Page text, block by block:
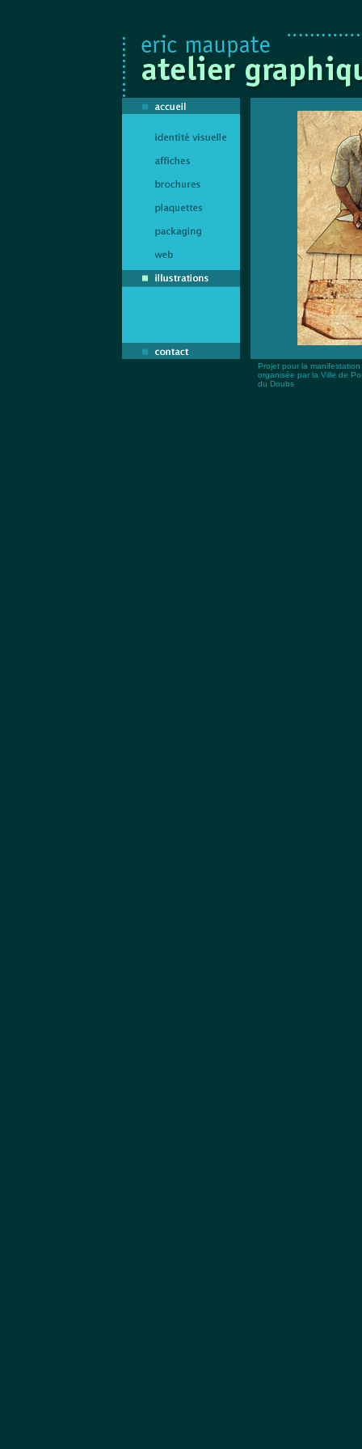
Projet pour la
organisée par la Ville de
du Doubs